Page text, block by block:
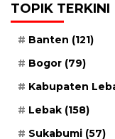
TOPIK TERKINI
Banten (121)
Bogor (79)
Kabupaten
Lebak (158)
Sukabumi (57)